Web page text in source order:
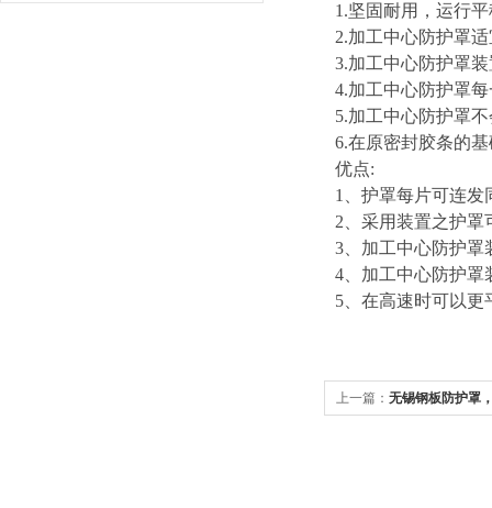
1.坚固耐用，运行
2.加工中心防护罩
3.加工中心防护罩
4.加工中心防护罩
5.加工中心防护罩
6.在原密封胶条的
优点:
1
、护罩每片可连
2 、采用装置之护
3 、加工中心防护
4 、加工中心防护
5 、在高速时可以
上一篇： 无锡钢板防护罩